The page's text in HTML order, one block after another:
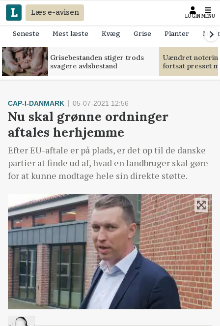
Læs e-avisen LOGIN MENU
Seneste Mest læste Kvæg Grise Planter
Grisebestanden stiger trods
svagere avlsbestand
Uændret
fortsat presset
CAP-I-DANMARK 05-07-2021 12:56
Nu skal grønne ordninger
aftales herhjemme
Efter EU-aftale er på plads, er det op til de danske
partier at finde ud af, hvad en landbruger skal gøre
for at kunne modtage hele sin direkte støtte.